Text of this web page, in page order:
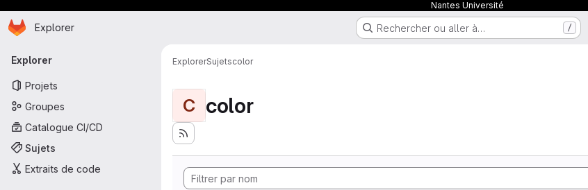
Nantes Université
Passer au contenu principal
Page d'accueil
Explorer Rechercher ou aller à… /
Navigation principale
Explorer
Projets
Groupes
Catalogue CI/CD
Sujets
Extraits de code
ExplorerSujetscolor
C color